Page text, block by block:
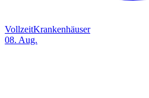
VollzeitKrankenhäuser
08. Aug.